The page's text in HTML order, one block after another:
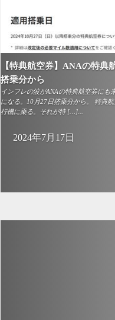
【特典航空券】ANAの特
搭乗分から
インフレの波がANAの特典航空券に
になる。10月27日搭乗分から。 特典
行機に乗る。それが特 […]...
2024年7月17日